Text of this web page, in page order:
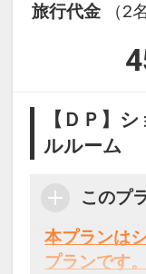
旅行代金
（2
【ＤＰ】
ルルーム
このプ
本プランは
プランです。